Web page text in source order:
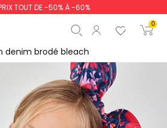
TOUT DE -50% À -60%
0
0,00 €
denim brodé bleach